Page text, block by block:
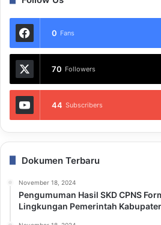
0 Fans
70 Followers
44 Subscribers
Dokumen Terbaru
November 18, 2024
Pengumuman Hasil SKD CPNS
Lingkungan Pemerintah